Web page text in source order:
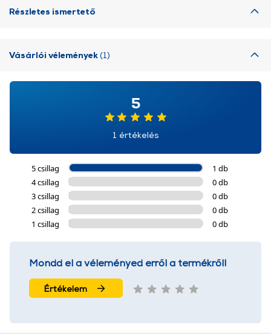
Részletes ismertető
Vásárlói vélemények(1)
5
1 értékelés
5 csillag
1 db
4 csillag
0 db
3 csillag
0 db
2 csillag
0 db
1 csillag
0 db
Mondd el a véleményed erről a termékről!
Értékelem